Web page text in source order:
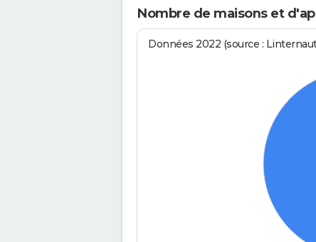
Nombre de maisons et
Données 2022 (source :